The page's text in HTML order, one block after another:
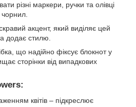
різні маркери, ручки та олівці
чорнил.
акцент, який виділяє цей
додає стилю.
що надійно фіксує блокнот у
сторінки від випадкових
квітів – підкреслює